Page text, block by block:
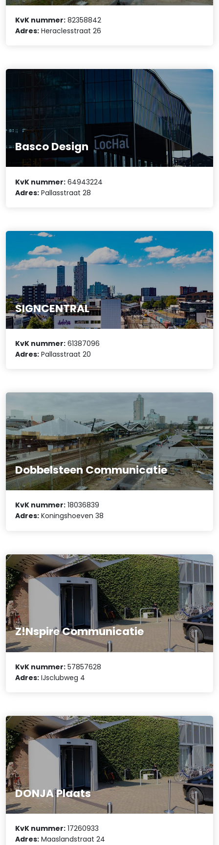
KvK nummer: 82358842
Adres: Heraclesstraat 26
Basco Design
KvK nummer: 64943224
Adres: Pallasstraat 28
SIGNCENTRAL
KvK nummer: 61387096
Adres: Pallasstraat 20
Dobbelsteen Communicatie
KvK nummer: 18036839
Adres: Koningshoeven 38
Z!Nspire Communicatie
KvK nummer: 57857628
Adres: IJsclubweg 4
DONJA Plaats
KvK nummer: 17260933
Adres: Maaslandstraat 24